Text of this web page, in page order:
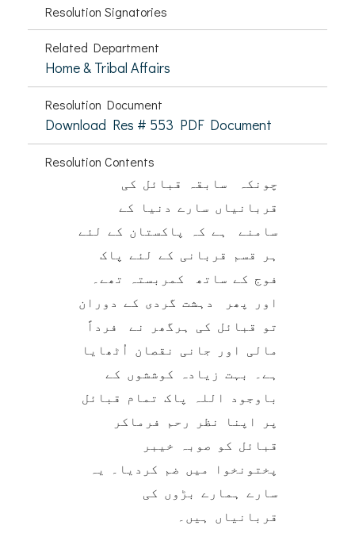
Resolution Signatories
Related Department
Home & Tribal Affairs
Resolution Document
Download Res # 553 PDF Document
Resolution Contents
چونکہ سابقہ قبائل کی
قربانیاں سارے دنیا کے
سامنے ہے کہ پاکستان کے لئے
ہر قسم قربانی کے لئے پاک
فوج کے ساتھ کمربستہ تھے۔
اور پھر دہشت گردی کے دوران
تو قبائل کی ہرگھر نے فرداً
مالی اور جانی نقصان اُٹھایا
ہے۔ بہت زیادہ کوششوں کے
باوجود اللہ پاک تمام قبائل
پر اپنا نظر رحم فرماکر
قبائل کو صوبہ خیبر
پختونخوا میں ضم کردیا۔ یہ
سارے ہمارے بڑوں کی
قربانیاں ہیں۔